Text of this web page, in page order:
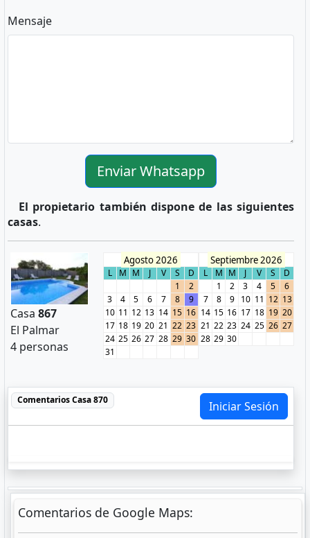
Mensaje
Enviar Whatsapp
El propietario también dispone de las siguientes
casas.
Casa 867
El Palmar
4 personas
Agosto 2026
L M M J V S
D
1
2
3
4 5 6 7 8
9
10 11 12 13 14 15 16
17 18 19 20 21 22 23
24 25 26 27 28 29 30
31
Septiembre 2026
L M M J V S
D
1
2 3 4 5
6
7
8 9 10 11 12 13
14 15 16 17 18 19 20
21 22 23 24 25 26 27
28 29 30
ComentariosCasa 870 Iniciar Sesión
Comentarios de Google Maps: